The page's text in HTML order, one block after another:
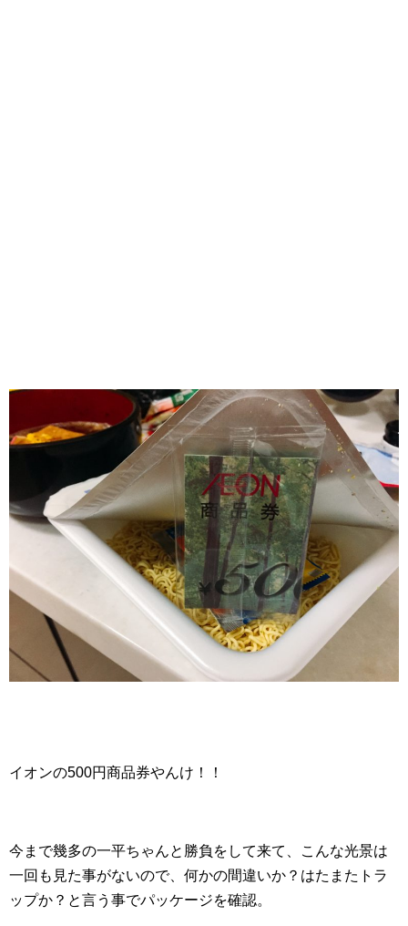
イオンの500円商品券やんけ！！
今まで幾多の一平ちゃんと勝負をして来て、こんな光景は
一回も見た事がないので、何かの間違いか？はたまたトラ
ップか？と言う事でパッケージを確認。